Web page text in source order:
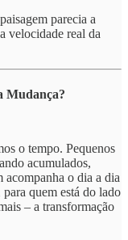
parecia a
velocidade real da
Mudança?
o tempo. Pequenos
acumulados,
acompanha o dia a dia
quem está do lado
– a transformação